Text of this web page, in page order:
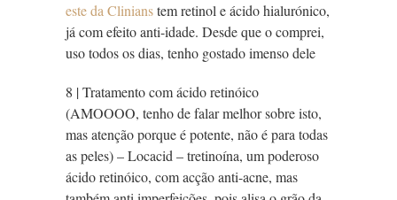
este da Clinianstem retinol e ácido hialurónico,
já com efeito anti-idade. Desde que o comprei,
uso todos os dias, tenho gostado imenso dele
8 | Tratamento com ácido retinóico
(AMOOOO, tenho de falar melhor sobre isto,
mas atenção porque é potente, não é para todas
as peles) – Locacid – tretinoína, um poderoso
ácido retinóico, com acção anti-acne, mas